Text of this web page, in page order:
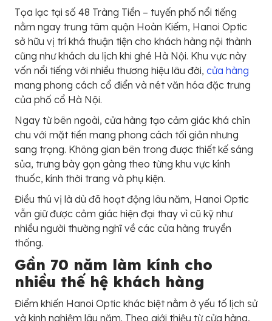
Tọa lạc tại số 48 Tràng Tiền – tuyến phố nổi tiếng
nằm ngay trung tâm quận Hoàn Kiếm, Hanoi Optic
sở hữu vị trí khá thuận tiện cho khách hàng nội thành
cũng như khách du lịch khi ghé Hà Nội. Khu vực này
vốn nổi tiếng với nhiều thương hiệu lâu đời, cửa hàng
mang phong cách cổ điển và nét văn hóa đặc trưng
của phố cổ Hà Nội.
Ngay từ bên ngoài, cửa hàng tạo cảm giác khá chỉn
chu với mặt tiền mang phong cách tối giản nhưng
sang trọng. Không gian bên trong được thiết kế sáng
sủa, trưng bày gọn gàng theo từng khu vực kính
thuốc, kính thời trang và phụ kiện.
Điều thú vị là dù đã hoạt động lâu năm, Hanoi Optic
vẫn giữ được cảm giác hiện đại thay vì cũ kỹ như
nhiều người thường nghĩ về các cửa hàng truyền
thống.
Gần 70 năm làm kính cho
nhiều thế hệ khách hàng
Điểm khiến Hanoi Optic khác biệt nằm ở yếu tố lịch sử
và kinh nghiệm lâu năm. Theo giới thiệu từ cửa hàng,